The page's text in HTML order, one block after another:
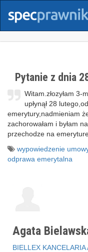
Pytanie z dnia
Witam.złozyłam
upłynął 28
emerytury,nadmieniam
zachorowałam i byłam
przechodze na
wypowiedzenie
odprawa emerytalna
Agata
BIELLEX KANCELARIA